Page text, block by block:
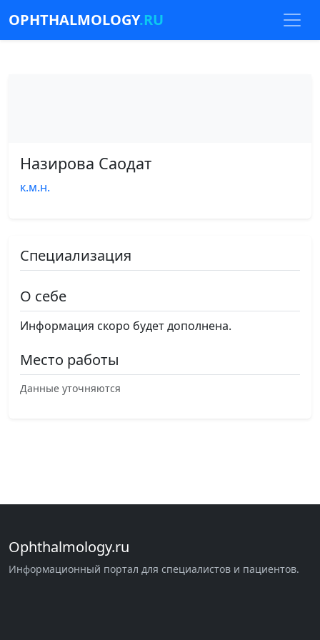
OPHTHALMOLOGY.RU
Назирова Саодат
к.м.н.
Специализация
О себе
Информация скоро будет дополнена.
Место работы
Данные уточняются
Ophthalmology.ru
Информационный портал для специалистов и пациентов.